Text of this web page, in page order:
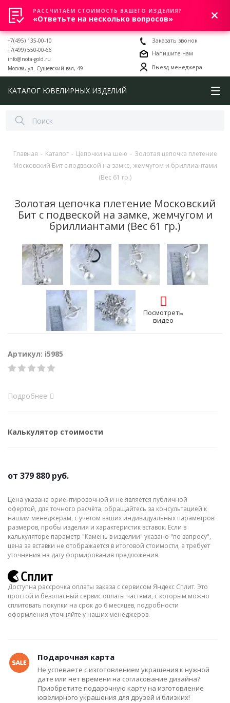
0
+7(495) 135-00-10
+7(499) 550-00-66
info@nota-gold.ru
Москва, ул. Сущевский вал, 49
Заказать звонок
Напишите нам
Выезд менеджера
КАТАЛОГ ЮВЕЛИРНЫХ ИЗДЕЛИЙ
Главная - Каталог - Цепочки на шею - Золотая цепочка плетение
Московский Бит с подвеской на замке, жемчугом и бриллиантами
(Вес 61 гр.)
Золотая цепочка плетение Московский
Бит с подвеской на замке, жемчугом и
бриллиантами (Вес 61 гр.)
Посмотреть
видео
Артикул: i5985
Подробнее
Калькулятор стоимости
от 379 880 руб.
Цена указана ориентировочной и не является публичной
офертой, для точного расчёта, обращайтесь за консультацией к
нашим менеджерам, с учётом ваших индивидуальных параметров:
размеров, пробы изделия и характеристик вставок. Если в
калькуляторе параметр "Камень в изделии" указано "по запросу",
цена за вставки не отображается в итоговой стоимости, а требует
уточнения на дату формирования предложения.
Доступна рассрочка оплаты заказа с сервисом Яндекс Сплит. Это
простой и безопасный сервис оплаты частями, с которым можно
сплитовать покупки на срок до 6 месяцев, подробности
оформления уточняйте у наших менеджеров.
Подарочная карта
Не успеваете с изготовлением украшения к нужной
дате или нет времени на согласование дизайна?
Приобретите подарочную карту на изготовление
ювелирного украшения для друзей и близких!
РАССЧИТАЕМ СТОИМОСТЬ ВАШЕГО ИЗДЕЛИЯ?
«Ответьте на несколько вопросов»